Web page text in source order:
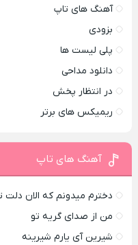
آهنگ های تاپ
بزودی
پلی لیست ها
دانلود مداحی
در انتظار پخش
ریمیکس های برتر
آهنگ های تاپ
دخترم میدونم که الان دلت
من از صدای گريه تو
شیرین آی یارم شیرینه